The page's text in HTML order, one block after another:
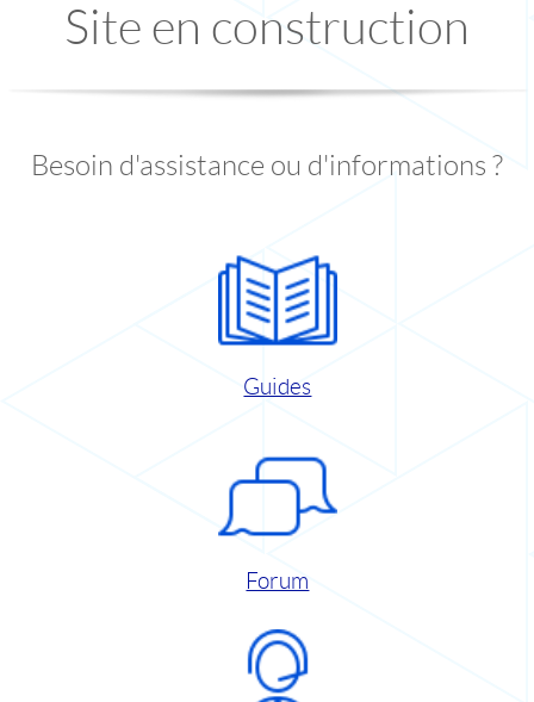
Site en construction
Besoin d'assistance ou d'informations ?
Guides
Forum